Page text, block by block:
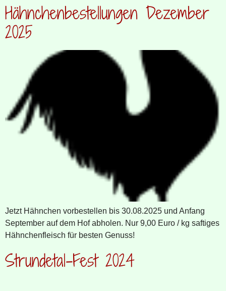
Hähnchenbestellungen Dezember
2025
Jetzt Hähnchen vorbestellen bis 30.08.2025 und Anfang
September auf dem Hof abholen. Nur 9,00 Euro / kg saftiges
Hähnchenfleisch für besten Genuss!
Strundetal-Fest 2024